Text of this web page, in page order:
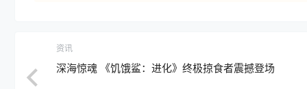
资讯
深海惊魂 《饥饿鲨：进化》终极掠食者震撼登场